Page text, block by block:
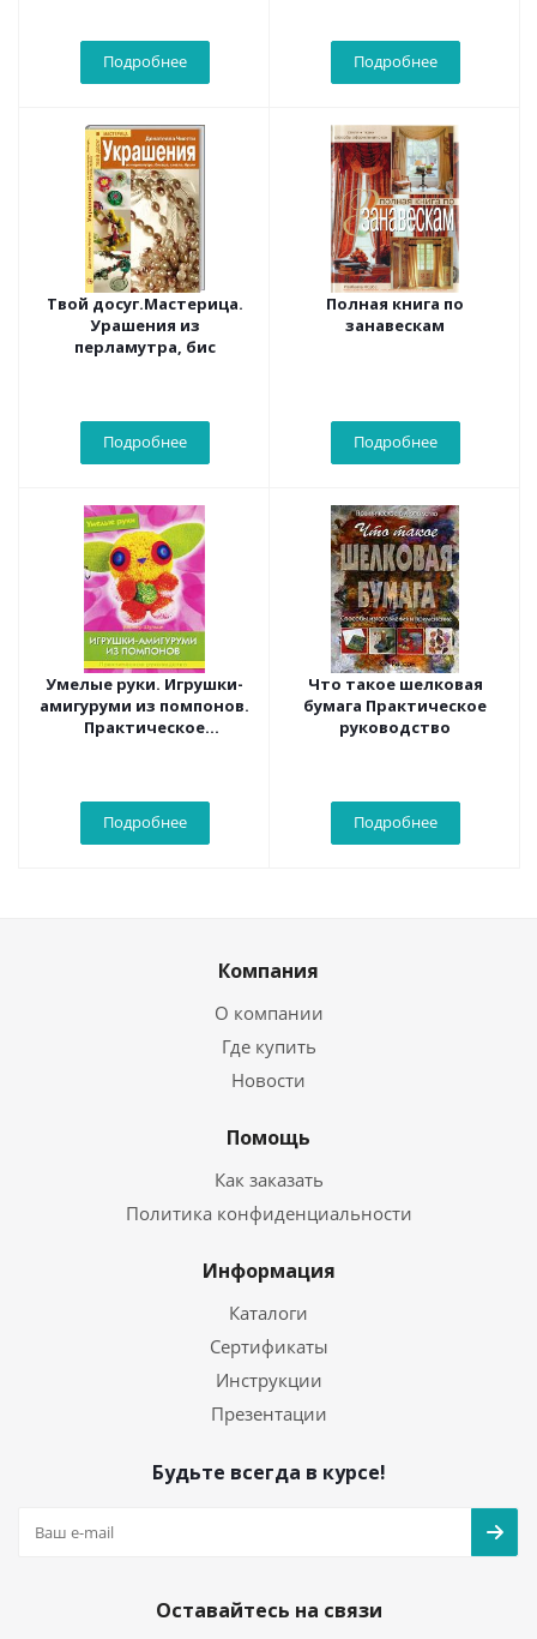
Подробнее Подробнее
Твой досуг.Мастерица.
Урашения из
перламутра, бис
Подробнее
Полная книга по
занавескам
Подробнее
Умелые руки. Игрушки-
амигуруми из помпонов.
Практическое
Подробнее
Что такое шелковая
бумага Практическое
руководство
Подробнее
Компания
О компании
Где купить
Новости
Помощь
Как заказать
Политика конфиденциальности
Информация
Каталоги
Сертификаты
Инструкции
Презентации
Будьте всегда в курсе!
Оставайтесь на связи